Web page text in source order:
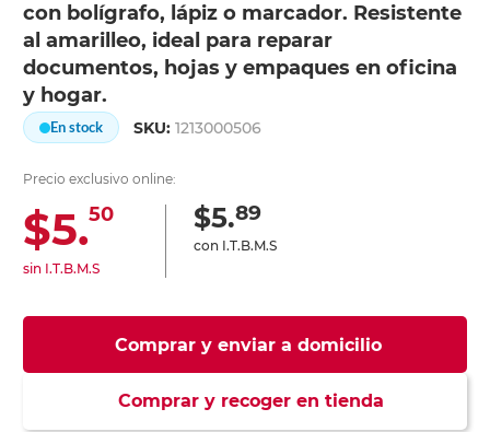
con bolígrafo, lápiz o marcador. Resistente
al amarilleo, ideal para reparar
documentos, hojas y empaques en oficina
y hogar.
En stock SKU:1213000506
Precio exclusivo online:
$5.50
sin I.T.B.M.S
$5.89
con I.T.B.M.S
Comprar y enviar a domicilio
Comprar y recoger en tienda